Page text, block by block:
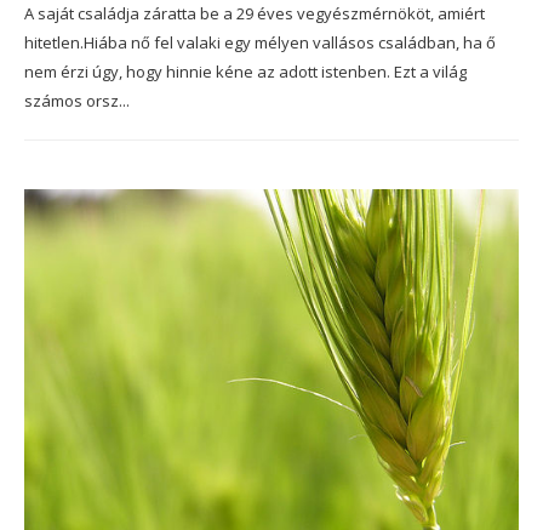
A saját családja záratta be a 29 éves vegyészmérnököt, amiért
hitetlen.Hiába nő fel valaki egy mélyen vallásos családban, ha ő
nem érzi úgy, hogy hinnie kéne az adott istenben. Ezt a világ
számos orsz...